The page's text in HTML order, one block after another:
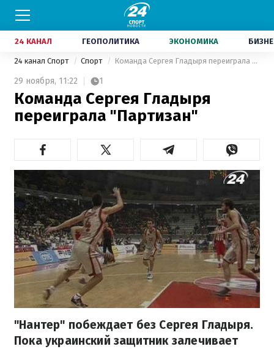
24 КАНАЛ ГЕОПОЛИТИКА ЭКОНОМИКА
24 канал Спорт Спорт Команда Сергея Гладыря переиграла "Партизан"
29 ноября, 11:22 1
Команда Сергея Гладыря
переиграла "Партизан"
"Нантер" побеждает без Сергея Гладыря.
Пока украинский защитник залечивает